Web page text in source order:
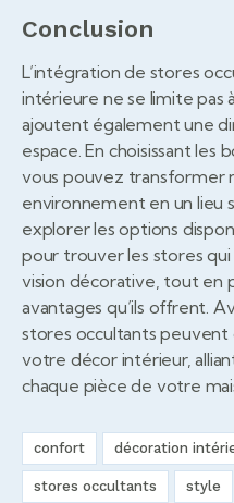
Conclusion
L’intégration de stores
intérieure ne se limite pas
ajoutent également une
espace. En choisissant les
vous pouvez transformer
environnement en un lieu
explorer les options
pour trouver les stores
vision décorative, tout en
avantages qu’ils offrent.
stores occultants
votre décor intérieur,
chaque pièce de votre
confort décoration
stores occultants style